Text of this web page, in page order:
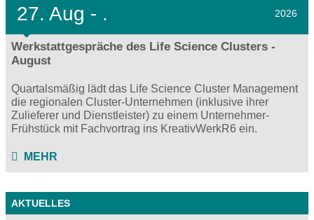
27. Aug - . 2026
Werkstattgespräche des Life Science Clusters -
August
Quartalsmäßig lädt das Life Science Cluster Management
die regionalen Cluster-Unternehmen (inklusive ihrer
Zulieferer und Dienstleister) zu einem Unternehmer-
Frühstück mit Fachvortrag ins KreativWerkR6 ein.
MEHR
AKTUELLES